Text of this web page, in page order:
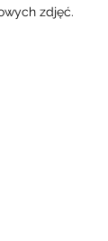
zdjęć.